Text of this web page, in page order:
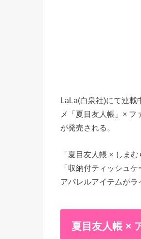
LaLa(白泉社)にて連
メ「夏目友人帳」×
が発売される。
「夏目友人帳 × しま
「収納付ティッシュ
アパレルアイテムがラ
夏目友人帳 ×